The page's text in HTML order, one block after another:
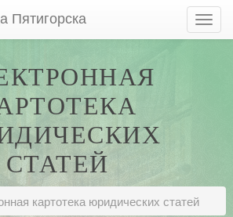
Пятигорска
СТАТЕЙ
картотека юридических статей